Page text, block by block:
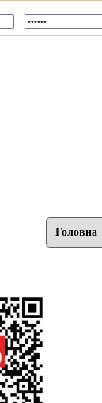
Головна